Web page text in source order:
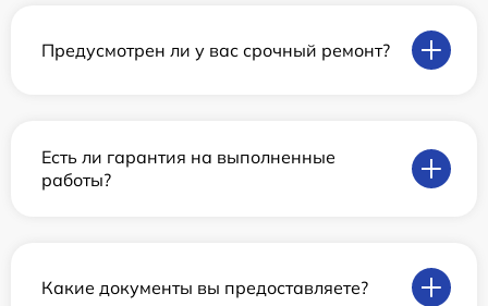
Предусмотрен ли у вас срочный ремонт?
Есть ли гарантия на выполненные
работы?
Какие документы вы предоставляете?